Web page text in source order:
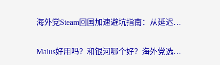
海外党Steam回国加速避坑指南：从延迟卡顿到无缝畅玩，我踩过的坑和最优解
Malus好用吗？和银河哪个好？海外党选回国加速器的避坑指南（附乌克兰玩国内游戏实测）